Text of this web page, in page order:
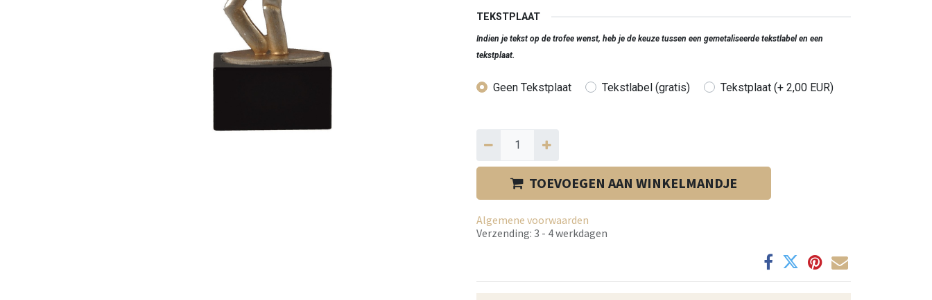
TEKSTPLAAT
Indien je tekst op de trofee wenst, heb je de keuze tussen een gemetaliseerde tekstlabel en een
tekstplaat.
Geen Tekstplaat Tekstlabel (gratis) Tekstplaat (+ 2,00 EUR)
TOEVOEGEN AAN WINKELMANDJE
Algemene voorwaarden
Verzending: 3 - 4 werkdagen